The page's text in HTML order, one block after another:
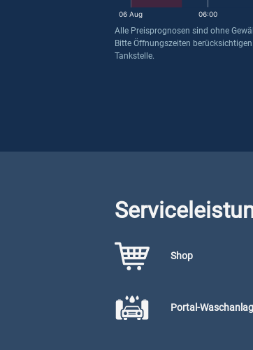
06 Aug 06:00
Alle Preisprognosen sind ohne
Bitte Öffnungszeiten
Tankstelle.
Shop
Portal-